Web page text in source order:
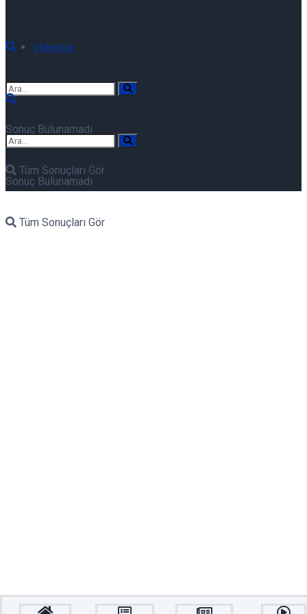
Sonuç Bulunamadı
Tüm Sonuçları Gör
Videolar
Sonuç Bulunamadı
Tüm Sonuçları Gör